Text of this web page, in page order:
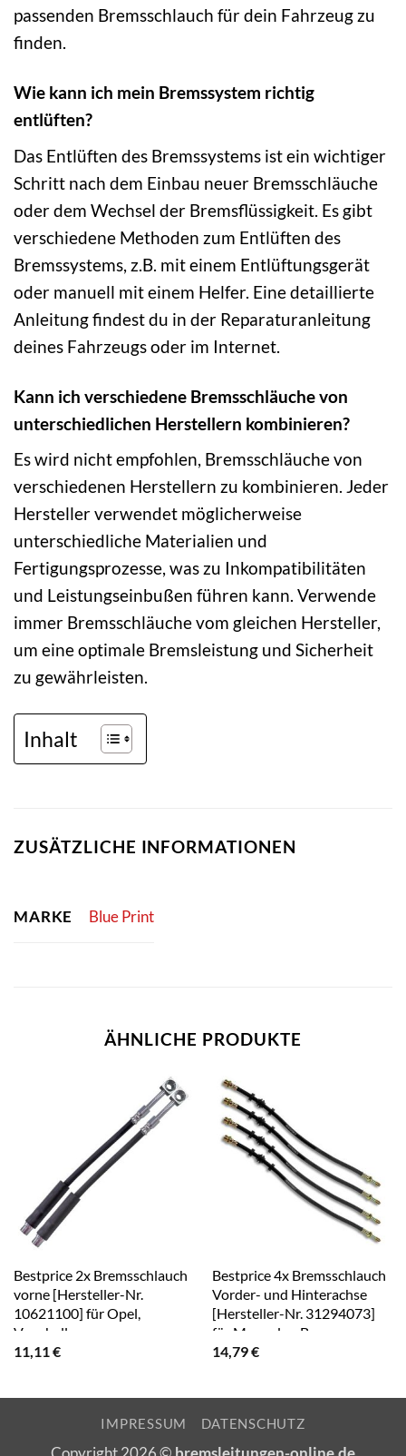
passenden Bremsschlauch für dein Fahrzeug zu
finden.
Wie kann ich mein Bremssystem richtig
entlüften?
Das Entlüften des Bremssystems ist ein wichtiger
Schritt nach dem Einbau neuer Bremsschläuche
oder dem Wechsel der Bremsflüssigkeit. Es gibt
verschiedene Methoden zum Entlüften des
Bremssystems, z.B. mit einem Entlüftungsgerät
oder manuell mit einem Helfer. Eine detaillierte
Anleitung findest du in der Reparaturanleitung
deines Fahrzeugs oder im Internet.
Kann ich verschiedene Bremsschläuche von
unterschiedlichen Herstellern kombinieren?
Es wird nicht empfohlen, Bremsschläuche von
verschiedenen Herstellern zu kombinieren. Jeder
Hersteller verwendet möglicherweise
unterschiedliche Materialien und
Fertigungsprozesse, was zu Inkompatibilitäten
und Leistungseinbußen führen kann. Verwende
immer Bremsschläuche vom gleichen Hersteller,
um eine optimale Bremsleistung und Sicherheit
zu gewährleisten.
Inhalt
ZUSÄTZLICHE INFORMATIONEN
MARKE Blue Print
ÄHNLICHE PRODUKTE
Bestprice 2x Bremsschlauch
vorne [Hersteller-Nr.
10621100] für Opel,
Vauxhall
11,11€
Bestprice 4x Bremsschlauch
Vorder- und Hinterachse
[Hersteller-Nr. 31294073]
für Mercedes-Benz
14,79€
IMPRESSUM DATENSCHUTZ